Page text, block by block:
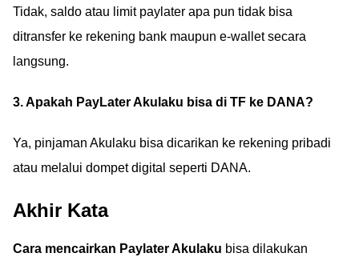
Tidak, saldo atau limit paylater apa pun tidak bisa
ditransfer ke rekening bank maupun e-wallet secara
langsung.
3. Apakah PayLater Akulaku bisa di TF ke DANA?
Ya, pinjaman Akulaku bisa dicarikan ke rekening pribadi
atau melalui dompet digital seperti DANA.
Akhir Kata
Cara mencairkan Paylater Akulaku bisa dilakukan